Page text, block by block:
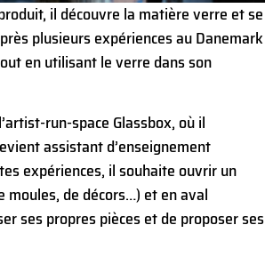
il découvre la matière verre et se
plusieurs expériences au Danemark
en utilisant le verre dans son
run-space Glassbox, où il
assistant d’enseignement
expériences, il souhaite ouvrir un
de décors…) et en aval
ses propres pièces et de proposer ses